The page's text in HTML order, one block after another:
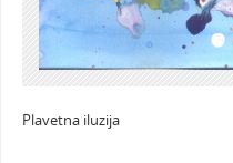
Plavetna iluzija